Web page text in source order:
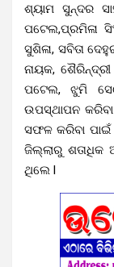
ଶ୍ୟାମ ସୁନ୍ଦର
ପଟେଲ,ପ୍ରମିଳା
ସୁଶିଳା, ସବିତା
ନାୟକ, ଶୈରିନ୍ଦ୍ରୀ
ପଟେଲ, ଝୁମି
ଉପସ୍ଥାପନ
ସଫଳ କରିବା
ଜିଲ୍ଲାରୁ ଶତାଧିକ
ଥିଲେ l